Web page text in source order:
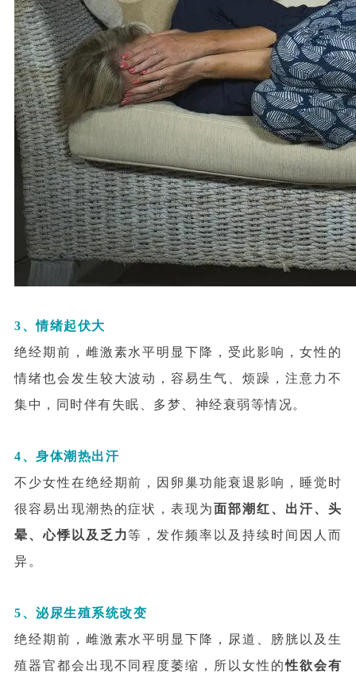
3、情绪起伏大
绝经期前，雌激素水平明显下降，受此影响，女性的
情绪也会发生较大波动，容易生气、烦躁，注意力不
集中，同时伴有失眠、多梦、神经衰弱等情况。
4、身体潮热出汗
不少女性在绝经期前，因卵巢功能衰退影响，睡觉时
很容易出现潮热的症状，表现为面部潮红、出汗、头
晕、心悸以及乏力等，发作频率以及持续时间因人而
异。
5、泌尿生殖系统改变
绝经期前，雌激素水平明显下降，尿道、膀胱以及生
殖器官都会出现不同程度萎缩，所以女性的性欲会有